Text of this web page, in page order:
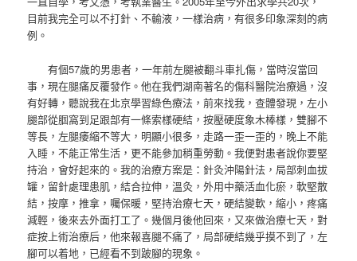
目前我完全可以不打針、不輸液，一樣治病，有很多印象深刻的病
例。
有個57歲的男患者，一年前左腿被翻斗車扎傷，當時沒當回
事，現在腿痛反覆發作。他在我們湖南著名的傷科醫院治療過，沒
有好轉，聽說我在北京學習綠色療法，前來找我，查體發現，左小
腿部從腘窩到足跟部有一條索樣硬結，按壓硬度象木棒樣，雙腳不
等長，左腿痿縮不等大，明顯小很多，走路一歪一歪的，晚上不能
入睡，不能正常生活，更不能參加稍重勞動。我便對患者說你要堅
持治，會好起來的。我的治療方案是：針灸沖陽針法，局部刺血拔
罐，留針處理患肌，結合拉伸，溫灸，外用中藥活血化瘀，軟堅散
結，按摩，推拿，囑保暖，堅持治療七天，硬結變軟，縮小，疼痛
減輕，後來去外面打工了。幾個月後他回來，又來做治療七天，對
症按上術治療后，他來報喜腿不痛了，局部硬結幾乎摸不到了，左
腳可以着地，已經看不到跛腳的現象。